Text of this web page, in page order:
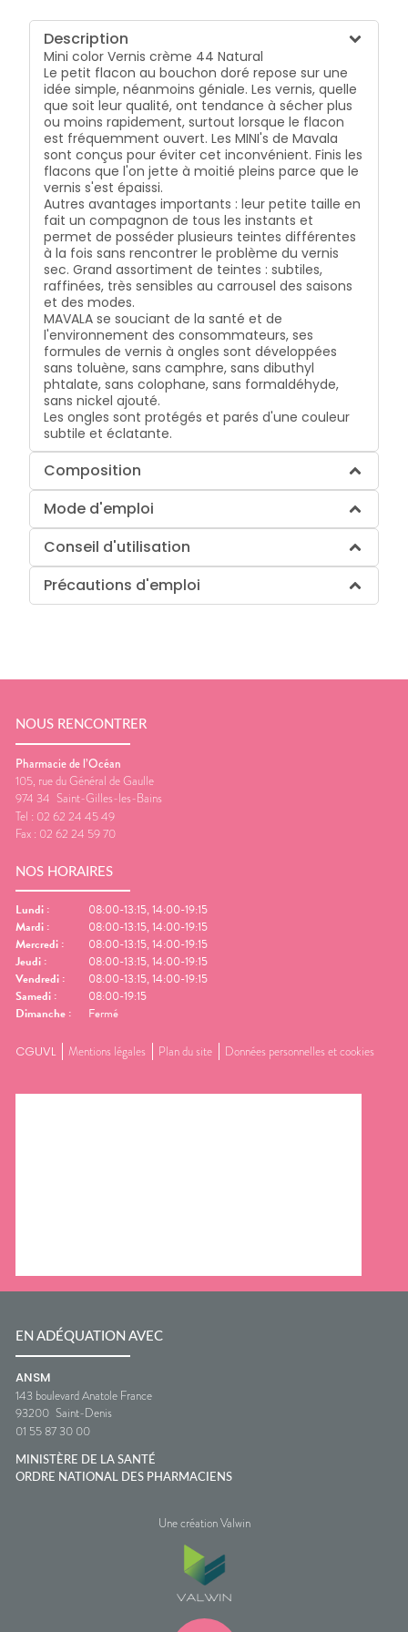
Description
Mini color Vernis crème 44 Natural
Le petit flacon au bouchon doré repose sur une
idée simple, néanmoins géniale. Les vernis, quelle
que soit leur qualité, ont tendance à sécher plus
ou moins rapidement, surtout lorsque le flacon
est fréquemment ouvert. Les MINI's de Mavala
sont conçus pour éviter cet inconvénient. Finis les
flacons que l'on jette à moitié pleins parce que le
vernis s'est épaissi.
Autres avantages importants : leur petite taille en
fait un compagnon de tous les instants et
permet de posséder plusieurs teintes différentes
à la fois sans rencontrer le problème du vernis
sec. Grand assortiment de teintes : subtiles,
raffinées, très sensibles au carrousel des saisons
et des modes.
MAVALA se souciant de la santé et de
l'environnement des consommateurs, ses
formules de vernis à ongles sont développées
sans toluène, sans camphre, sans dibuthyl
phtalate, sans colophane, sans formaldéhyde,
sans nickel ajouté.
Les ongles sont protégés et parés d'une couleur
subtile et éclatante.
Composition
Mode d'emploi
Conseil d'utilisation
Précautions d'emploi
NOUS RENCONTRER
Pharmacie de l’Océan
105, rue du Général de Gaulle
974 34 Saint-Gilles-les-Bains
Tel : 02 62 24 45 49
Fax : 02 62 24 59 70
NOS HORAIRES
Lundi :
08:00-13:15, 14:00-19:15
Mardi :
08:00-13:15, 14:00-19:15
Mercredi :
08:00-13:15, 14:00-19:15
Jeudi :
08:00-13:15, 14:00-19:15
Vendredi :
08:00-13:15, 14:00-19:15
Samedi :
08:00-19:15
Dimanche : Fermé
CGUVL Mentions légales Plan du site Données personnelles et cookies
EN ADÉQUATION AVEC
ANSM
143 boulevard Anatole France
93200 Saint-Denis
01 55 87 30 00
MINISTÈRE DE LA SANTÉ
ORDRE NATIONAL DES PHARMACIENS
Une création Valwin